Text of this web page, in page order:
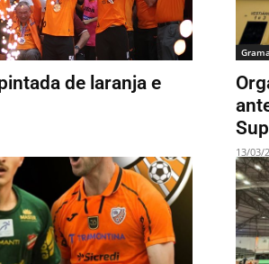
de laranja e
13/03/